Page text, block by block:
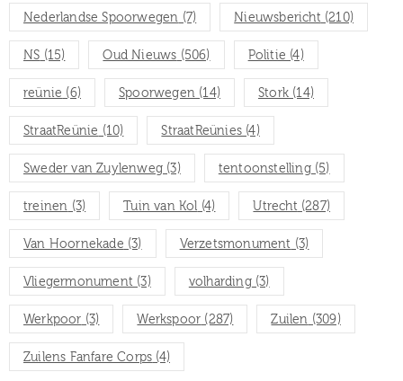
Nederlandse Spoorwegen (7) Nieuwsbericht(210)
NS (15) Oud Nieuws (506) Politie (4)
reünie (6) Spoorwegen (14) Stork (14)
StraatReünie (10) StraatReünies (4)
Sweder van Zuylenweg (3) tentoonstelling(5)
treinen (3) Tuin van Kol (4) Utrecht(287)
Van Hoornekade (3) Verzetsmonument (3)
Vliegermonument (3) volharding(3)
Werkpoor (3) Werkspoor (287) Zuilen (309)
Zuilens Fanfare Corps (4)